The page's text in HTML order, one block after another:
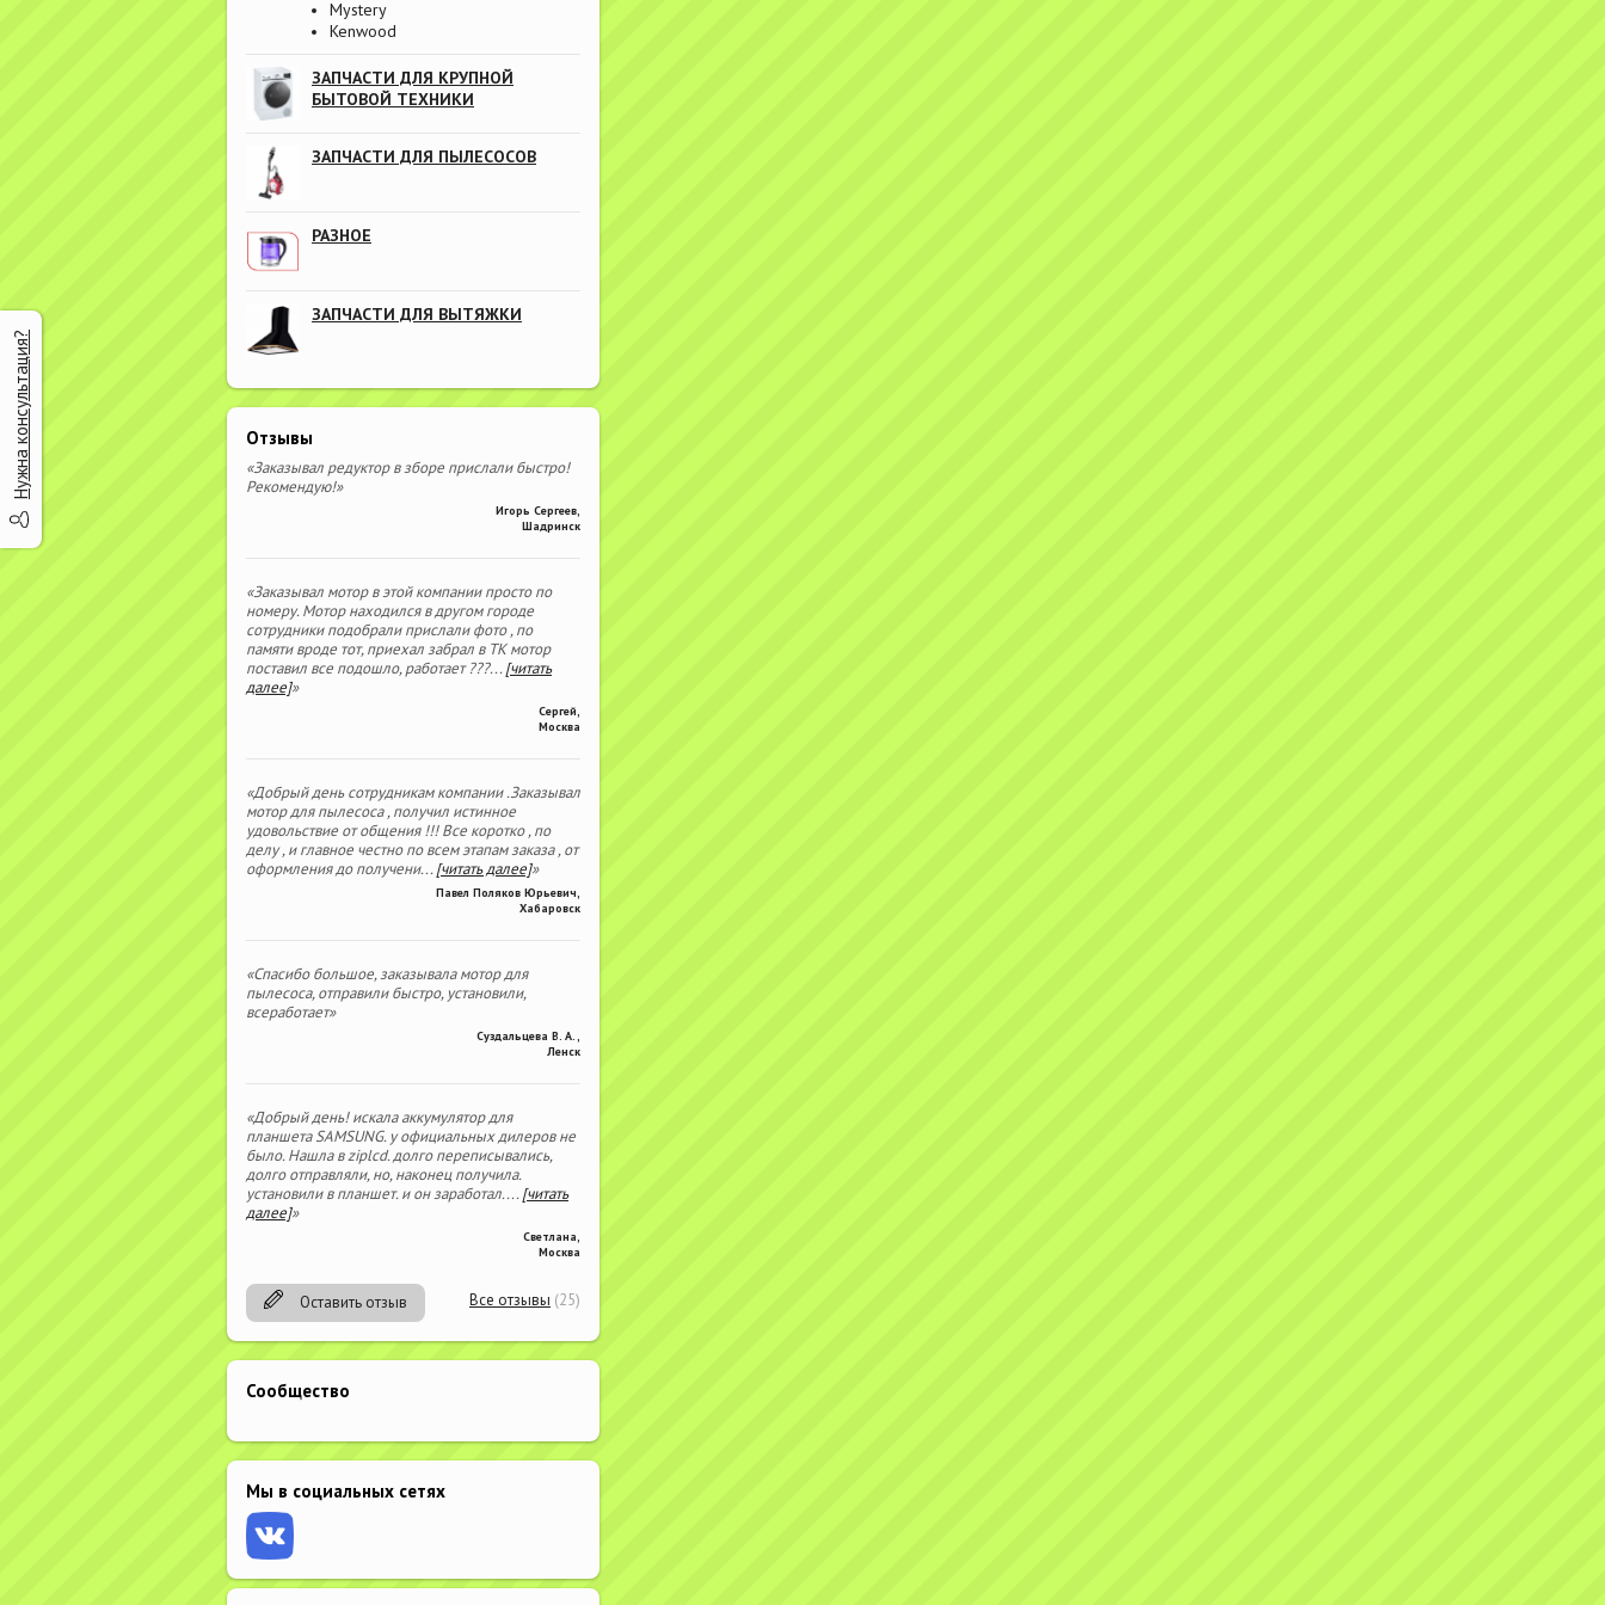
Mystery
Kenwood
ЗАПЧАСТИ ДЛЯ КРУПНОЙ
БЫТОВОЙ ТЕХНИКИ
ЗАПЧАСТИ ДЛЯ ПЫЛЕСОСОВ
РАЗНОЕ
ЗАПЧАСТИ ДЛЯ ВЫТЯЖКИ
Отзывы
«Заказывал редуктор в зборе прислали быстро!
Рекомендую!»
Игорь Сергеев
Шадринск
«Заказывал мотор в этой компании просто по
номеру. Мотор находился в другом городе
сотрудники подобрали прислали фото , по
памяти вроде тот, приехал забрал в ТК мотор
поставил все подошло, работает ???...[читать
далее]»
Сергей
Москва
«Добрый день сотрудникам компании .Заказывал
мотор для пылесоса , получил истинное
удовольствие от общения !!! Все коротко , по
делу , и главное честно по всем этапам заказа , от
оформления до получени...[читать далее]»
Павел Поляков Юрьевич
Хабаровск
«Спасибо большое, заказывала мотор для
пылесоса, отправили быстро, установили,
всеработает»
Суздальцева В. А.
Ленск
«Добрый день! искала аккумулятор для
планшета SAMSUNG. у официальных дилеров не
было. Нашла в ziplcd. долго переписывались,
долго отправляли, но, наконец получила.
установили в планшет. и он заработал....[читать
далее]»
Светлана
Москва
Оставить отзыв Все отзывы (25)
Сообщество
Мы в социальных сетях
Нужна консультация?